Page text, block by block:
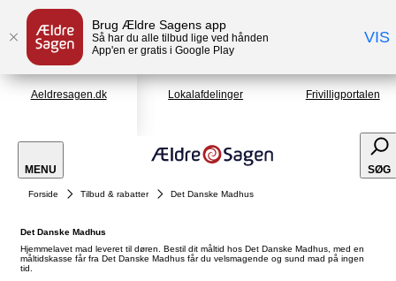
Brug Ældre Sagens app
Så har du alle tilbud lige ved hånden
App'en er gratis i Google Play
VIS
Aeldresagen.dk Lokalafdelinger Frivilligportalen
MENU SØG
Forside Tilbud & rabatter Det Danske Madhus
Det Danske Madhus
Hjemmelavet mad leveret til døren. Bestil dit måltid hos Det Danske Madhus, med en
måltidskasse får fra Det Danske Madhus får du velsmagende og sund mad på ingen
tid.